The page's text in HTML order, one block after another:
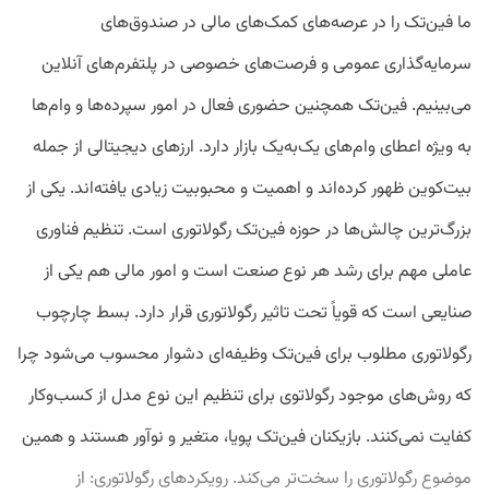
ما فین‌تک را در عرصه‌های کمک‌های مالی در صندوق‌های
سرمایه‌گذاری عمومی و فرصت‌های خصوصی در پلتفرم‌های آنلاین
می‌بینیم. فین‌تک همچنین حضوری فعال در امور سپرده‌ها و وام‌ها
به‌ ویژه اعطای وام‌های یک‌به‌یک بازار دارد. ارزهای دیجیتالی از جمله
بیت‌کوین ظهور کرده‌اند و اهمیت و محبوبیت زیادی یافته‌اند. یکی از
بزرگ‌ترین چالش‌ها در حوزه فین‌تک رگولاتوری است. تنظیم فناوری
عاملی مهم برای رشد هر نوع صنعت است و امور مالی هم یکی از
صنایعی است که قویاً تحت ‌تاثیر رگولاتوری قرار دارد. بسط چارچوب
رگولاتوری مطلوب برای فین‌تک وظیفه‌ای دشوار محسوب می‌شود چرا
که روش‌های موجود رگولاتوی برای تنظیم این نوع مدل از کسب‌وکار
کفایت نمی‌کنند. بازیکنان فین‌تک پویا، متغیر و نوآور هستند و همین
موضوع رگولاتوری را سخت‌تر می‌کند. رویکردهای رگولاتوری: از